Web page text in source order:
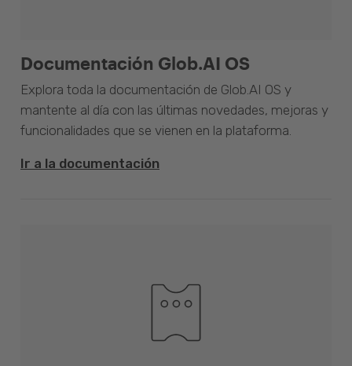
Documentación Glob.AI OS
Explora toda la documentación de Glob.AI OS y
mantente al día con las últimas novedades, mejoras y
funcionalidades que se vienen en la plataforma.
Ir a la documentación